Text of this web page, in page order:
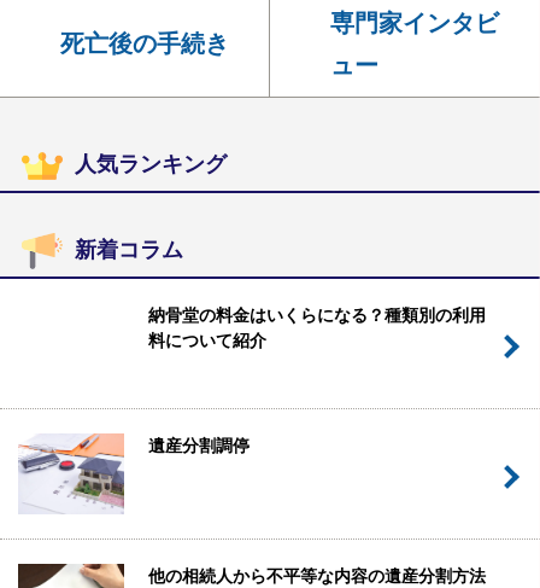
死亡後の手続き
専門家インタビ
ュー
人気ランキング
新着コラム
納骨堂の料金はいくらになる？種類別の利用
料について紹介
遺産分割調停
他の相続人から不平等な内容の遺産分割方法